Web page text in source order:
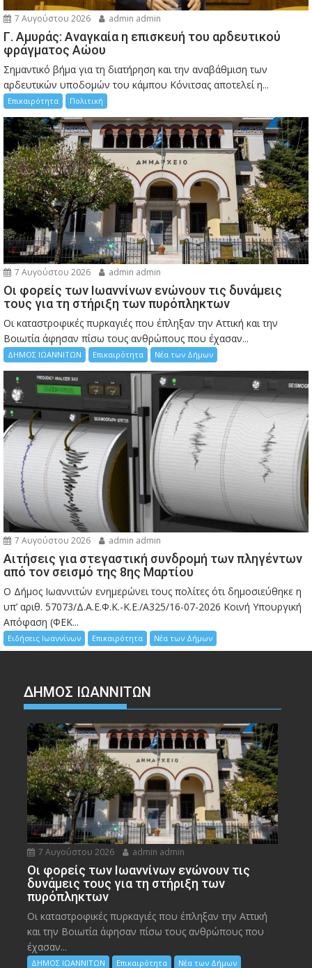
7 Αυγούστου 2026 admin admin
Γ. Αμυράς: Αναγκαία η επισκευή του αρδευτικού
φράγματος Αώου
Σημαντικό βήμα για τη διατήρηση και την αναβάθμιση των
αρδευτικών υποδομών του κάμπου Κόνιτσας αποτελεί η...
Επικαιρότητα Πολιτική
7 Αυγούστου 2026 admin admin
Οι φορείς των Ιωαννίνων ενώνουν τις δυνάμεις
τους για τη στήριξη των πυρόπληκτων
Οι καταστροφικές πυρκαγιές που έπληξαν την Αττική και την
Bοιωτία άφησαν πίσω τους ανθρώπους που έχασαν...
ΔΗΜΟΣ ΙΩΑΝΝΙΤΩΝ Επικαιρότητα Νέα των Δήμων
7 Αυγούστου 2026 admin admin
Αιτήσεις για στεγαστική συνδρομή των πληγέντων
από τον σεισμό της 8ης Μαρτίου
Ο Δήμος Ιωαννιτών ενημερώνει τους πολίτες ότι δημοσιεύθηκε η
υπ’ αριθ. 57073/Δ.Α.Ε.Φ.Κ.-Κ.Ε./Α325/16-07-2026 Κοινή Υπουργική
Απόφαση (ΦΕΚ...
Ειδήσεις Ιωαννίνων Επικαιρότητα Νέα των Δήμων
ΔΗΜΟΣ ΙΩΑΝΝΙΤΩΝ
7 Αυγούστου 2026 admin admin
Οι φορείς των Ιωαννίνων ενώνουν τις
δυνάμεις τους για τη στήριξη των
πυρόπληκτων
Οι καταστροφικές πυρκαγιές που έπληξαν την Αττική
και την Bοιωτία άφησαν πίσω τους ανθρώπους που
έχασαν...
ΔΗΜΟΣ ΙΩΑΝΝΙΤΩΝ Επικαιρότητα Νέα των Δήμων